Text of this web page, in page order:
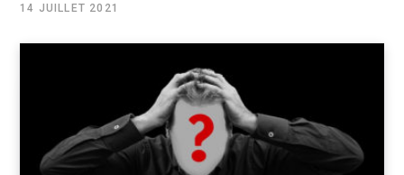
14 JUILLET 2021